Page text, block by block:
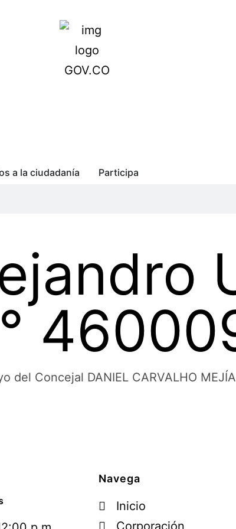
a la ciudadanía Participa
del Concejal DANIEL CARVALHO
Navega
Inicio
Corporación